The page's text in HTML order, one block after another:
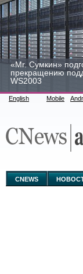
«Mr. Сумкин»
прекращению
WS2003
к аналитике
English Mobile
CNEWS